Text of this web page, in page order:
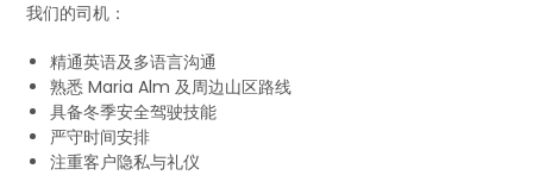
我们的司机：
精通英语及多语言沟通
熟悉 Maria Alm 及周边山区路线
具备冬季安全驾驶技能
严守时间安排
注重客户隐私与礼仪